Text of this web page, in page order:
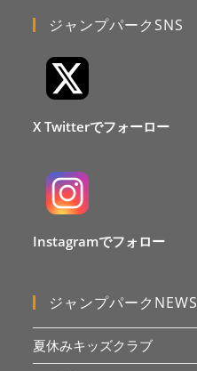
ジャンプパークSNS
X Twitterでフォーロー
Instagramでフォロー
ジャンプパークNEWS
夏休みキッズクラブ